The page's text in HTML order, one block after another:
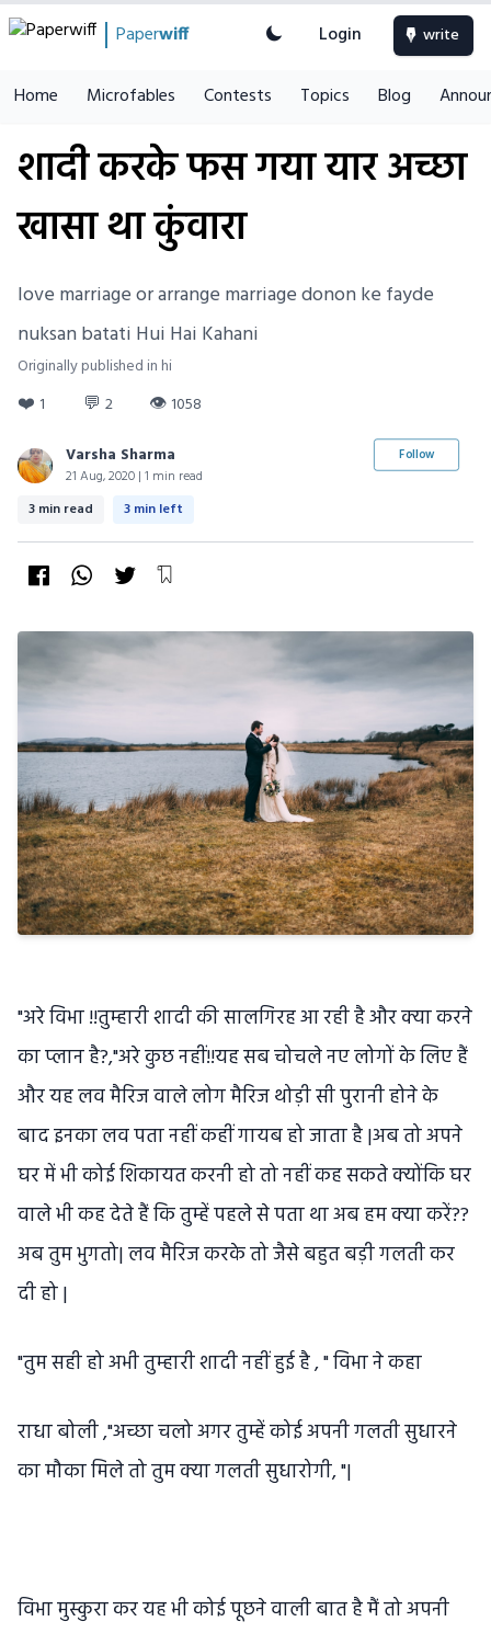
Paperwiff Login write
Home Microfables Contests Topics Blog
शादी करके फस गया यार अच्छा
खासा था कुंवारा
love marriage or arrange marriage donon ke fayde
nuksan batati Hui Hai Kahani
Originally published in hi
❤️ 1 💬 2 👁 1058
Varsha Sharma
21 Aug, 2020 | 1 min read
Follow
3 min read 3 min left
"अरे विभा !!तुम्हारी शादी की सालगिरह आ रही है और क्या करने
का प्लान है?,"अरे कुछ नहीं!!यह सब चोचले नए लोगों के लिए हैं
और यह लव मैरिज वाले लोग मैरिज थोड़ी सी पुरानी होने के
बाद इनका लव पता नहीं कहीं गायब हो जाता है |अब तो अपने
घर में भी कोई शिकायत करनी हो तो नहीं कह सकते क्योंकि घर
वाले भी कह देते हैं कि तुम्हें पहले से पता था अब हम क्या करें??
अब तुम भुगतो| लव मैरिज करके तो जैसे बहुत बड़ी गलती कर
दी हो |
"तुम सही हो अभी तुम्हारी शादी नहीं हुई है , " विभा ने कहा
राधा बोली ,"अच्छा चलो अगर तुम्हें कोई अपनी गलती सुधारने
का मौका मिले तो तुम क्या गलती सुधारोगी, "|
विभा मुस्कुरा कर यह भी कोई पूछने वाली बात है मैं तो अपनी